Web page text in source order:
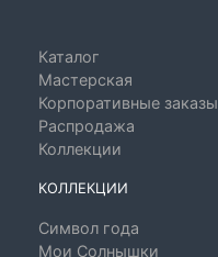
Каталог
Мастерская
Корпоративные заказы
Распродажа
Коллекции
КОЛЛЕКЦИИ
Символ года
Мои Солнышки